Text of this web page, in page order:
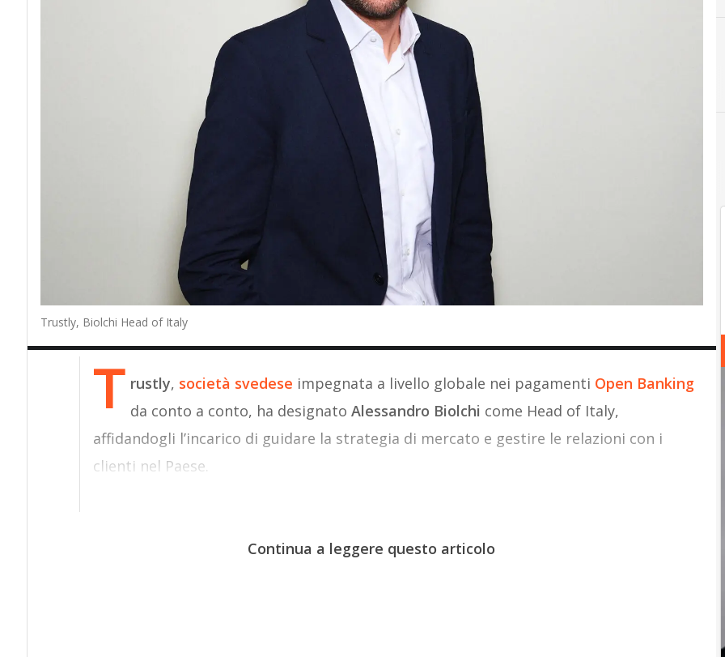
Trustly, Biolchi Head of Italy
T rustly, società svedese impegnata a livello globale nei pagamenti Open Banking
da conto a conto, ha designato Alessandro Biolchi come Head of Italy,
affidandogli l’incarico di guidare la strategia di mercato e gestire le relazioni con i
clienti nel Paese.
Continua a leggere questo articolo
Fintech -